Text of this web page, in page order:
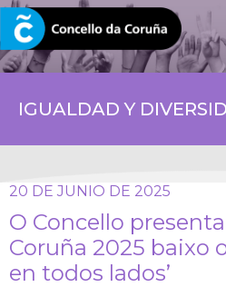
IGUALDAD Y
CORUNA.GAL
20 DE JUNIO DE 2025
O Concello
Coruña 2025 baixo
en todos lados’